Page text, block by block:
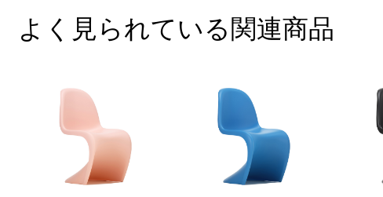
よく見られている関連商品